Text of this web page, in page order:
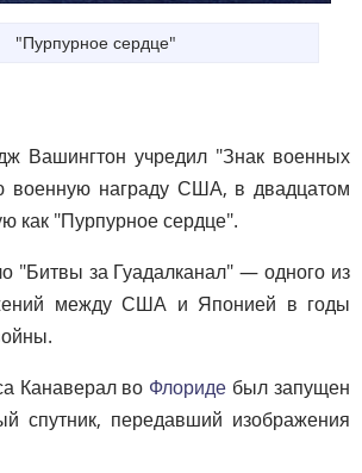
"Пурпурное сердце"
Вашингтон учредил "Знак военных
военную награду США, в двадцатом
как "Пурпурное сердце".
"Битвы за Гуадалканал" — одного из
между США и Японией в годы
Канаверал во Флориде был запущен
спутник, передавший изображения